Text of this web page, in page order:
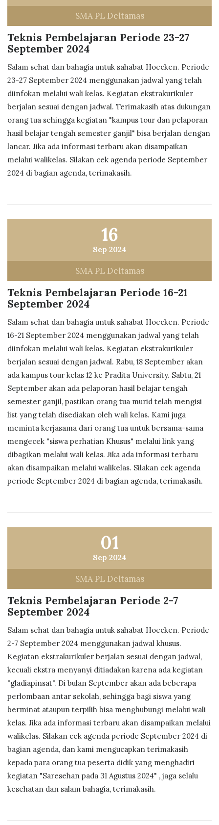
SMA PL Deltamas
Teknis Pembelajaran Periode 23-27
September 2024
Salam sehat dan bahagia untuk sahabat Hoecken. Periode
23-27 September 2024 menggunakan jadwal yang telah
diinfokan melalui wali kelas. Kegiatan ekstrakurikuler
berjalan sesuai dengan jadwal. Terimakasih atas dukungan
orang tua sehingga kegiatan "kampus tour dan pelaporan
hasil belajar tengah semester ganjil" bisa berjalan dengan
lancar. Jika ada informasi terbaru akan disampaikan
melalui walikelas. Silakan cek agenda periode September
2024 di bagian agenda, terimakasih.
16
Sep 2024
SMA PL Deltamas
Teknis Pembelajaran Periode 16-21
September 2024
Salam sehat dan bahagia untuk sahabat Hoecken. Periode
16-21 September 2024 menggunakan jadwal yang telah
diinfokan melalui wali kelas. Kegiatan ekstrakurikuler
berjalan sesuai dengan jadwal. Rabu, 18 September akan
ada kampus tour kelas 12 ke Pradita University. Sabtu, 21
September akan ada pelaporan hasil belajar tengah
semester ganjil, pastikan orang tua murid telah mengisi
list yang telah disediakan oleh wali kelas. Kami juga
meminta kerjasama dari orang tua untuk bersama-sama
mengecek "siswa perhatian Khusus" melalui link yang
dibagikan melalui wali kelas. Jika ada informasi terbaru
akan disampaikan melalui walikelas. Silakan cek agenda
periode September 2024 di bagian agenda, terimakasih.
01
Sep 2024
SMA PL Deltamas
Teknis Pembelajaran Periode 2-7
September 2024
Salam sehat dan bahagia untuk sahabat Hoecken. Periode
2-7 September 2024 menggunakan jadwal khusus.
Kegiatan ekstrakurikuler berjalan sesuai dengan jadwal,
kecuali ekstra menyanyi ditiadakan karena ada kegiatan
"gladiapinsat". Di bulan September akan ada beberapa
perlombaan antar sekolah, sehingga bagi siswa yang
berminat ataupun terpilih bisa menghubungi melalui wali
kelas. Jika ada informasi terbaru akan disampaikan melalui
walikelas. Silakan cek agenda periode September 2024 di
bagian agenda, dan kami mengucapkan terimakasih
kepada para orang tua peserta didik yang menghadiri
kegiatan "Saresehan pada 31 Agustus 2024" , jaga selalu
kesehatan dan salam bahagia, terimakasih.